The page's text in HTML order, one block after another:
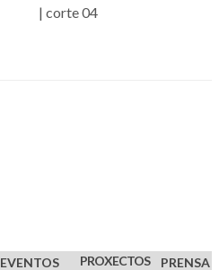
| corte 04
EVENTOS PROXECTOS PRENSA